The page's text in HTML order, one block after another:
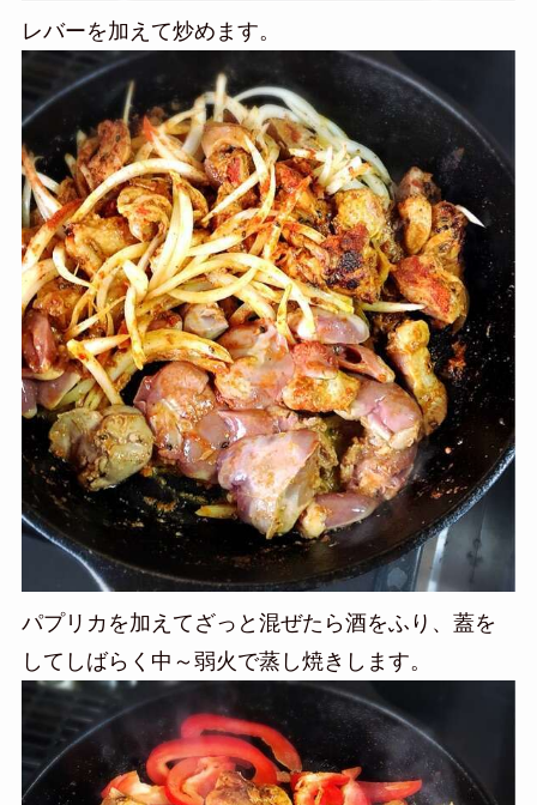
レバーを加えて炒めます。
パプリカを加えてざっと混ぜたら酒をふり、蓋を
してしばらく中～弱火で蒸し焼きします。